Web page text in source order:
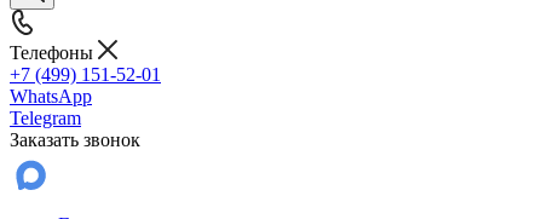
Телефоны
+7 (499) 151-52-01
WhatsApp
Telegram
Заказать звонок